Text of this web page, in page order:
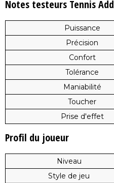
Notes testeurs Tennis
Puissance
Précision
Confort
Tolérance
Maniabilité
Toucher
Prise d'effet
Profil du joueur
Niveau
Style de jeu